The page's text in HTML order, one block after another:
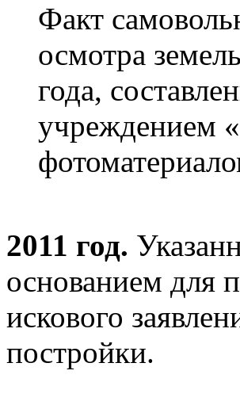
Факт
осмотра
года,
учреждением
2011 год.
основанием для
искового
постройки.